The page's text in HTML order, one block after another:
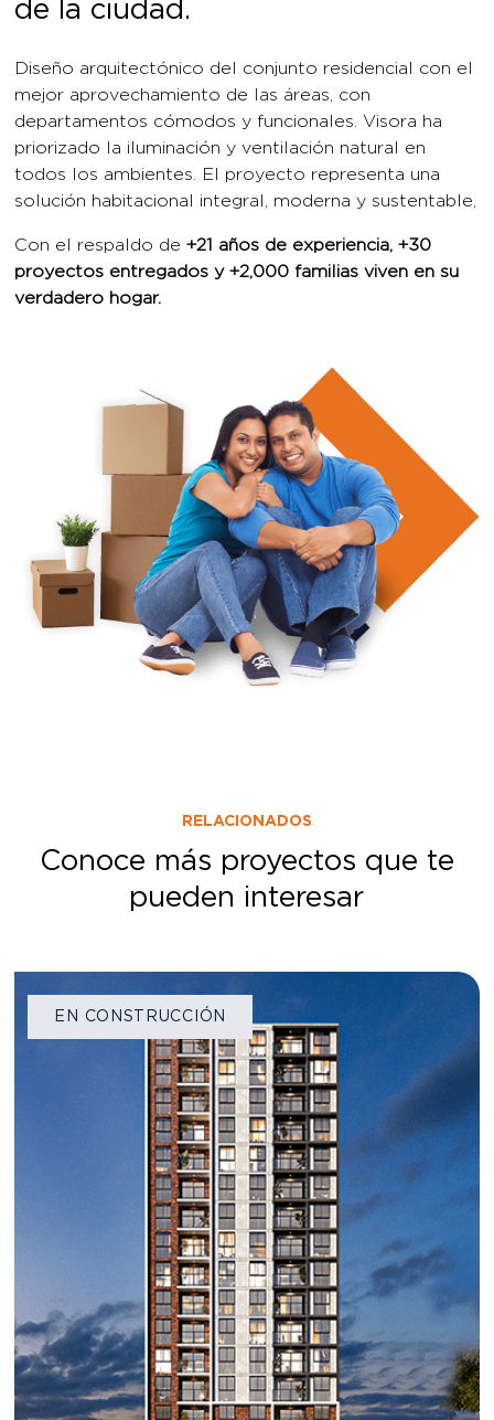
mejor aprovechamiento de las áreas, con
priorizado la iluminación y ventilación natural en
todos los ambientes. El proyecto representa una
solución habitacional integral, moderna y sustentable,
Con el respaldo de
+21 años de experiencia, +30
proyectos entregados y +2,000 familias viven en su
pueden interesar